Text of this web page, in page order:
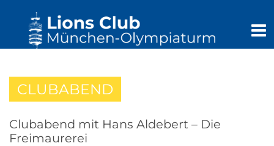
CLUBABEND
Clubabend mit Hans Aldebert – Die
Freimaurerei